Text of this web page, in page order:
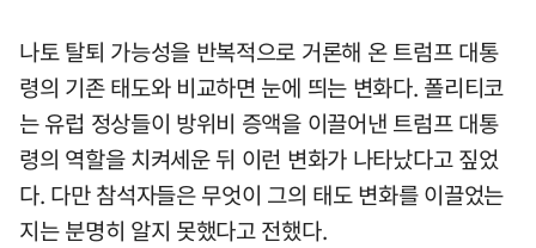
나토 탈퇴 가능성을 반복적으로 거론해 온 트럼프 대통
령의 기존 태도와 비교하면 눈에 띄는 변화다. 폴리티코
는 유럽 정상들이 방위비 증액을 이끌어낸 트럼프 대통
령의 역할을 치켜세운 뒤 이런 변화가 나타났다고 짚었
다. 다만 참석자들은 무엇이 그의 태도 변화를 이끌었는
지는 분명히 알지 못했다고 전했다.